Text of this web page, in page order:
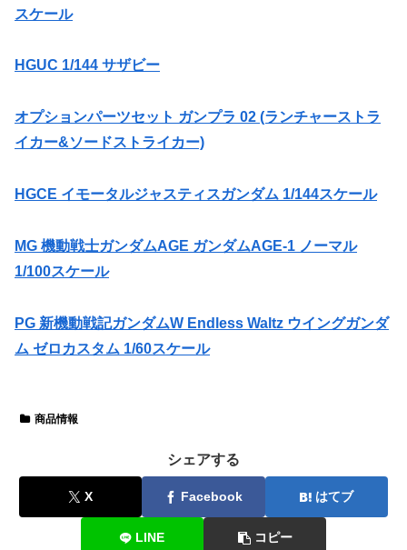
スケール
HGUC 1/144 サザビー
オプションパーツセット ガンプラ 02 (ランチャーストラ
イカー&ソードストライカー)
HGCE イモータルジャスティスガンダム 1/144スケール
MG 機動戦士ガンダムAGE ガンダムAGE-1 ノーマル
1/100スケール
PG 新機動戦記ガンダムW Endless Waltz ウイングガンダ
ム ゼロカスタム 1/60スケール
商品情報
シェアする
X Facebook はてブ
LINE コピー